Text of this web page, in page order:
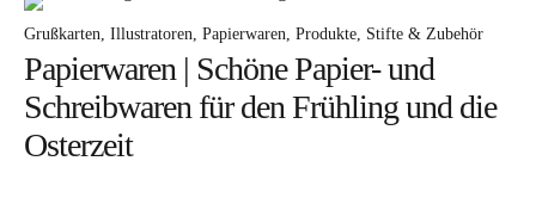
Atelierbesuch
Literatur
Papier & Stift
Grußkarten Illustratoren Papierwaren Produkte Stifte & Zubehör
Papierwaren | Schöne Papier- und
Schreibwaren für den Frühling und die
Osterzeit